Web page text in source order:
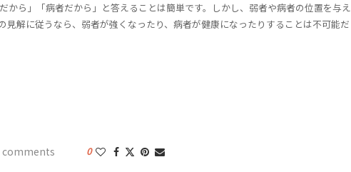
から」「病者だから」と答えることは簡単です。しかし、弱者や病者の位置を与え
見解に従うなら、弱者が強くなったり、病者が健康になったりすることは不可能だ
comments 0